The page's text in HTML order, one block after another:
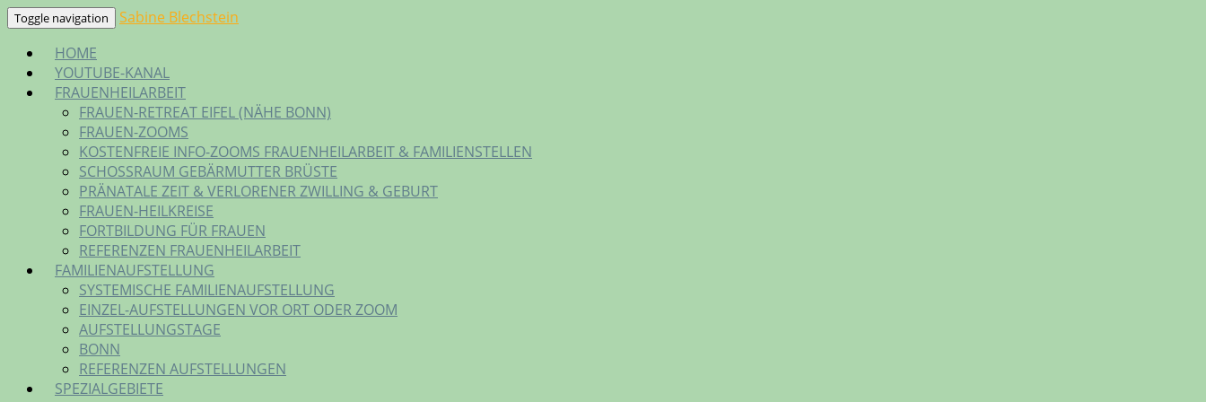
Skip
content
Toggle navigation
Sabine Blechstein
HOME
YOUTUBE-KANAL
FRAUENHEILARBEIT
FRAUEN-RETREAT EIFEL (NÄHE BONN)
FRAUEN-ZOOMS
KOSTENFREIE INFO-ZOOMS FRAUENHEILARBEIT & FAMILIENSTELLEN
SCHOSSRAUM GEBÄRMUTTER BRÜSTE
PRÄNATALE ZEIT & VERLORENER ZWILLING & GEBURT
FRAUEN-HEILKREISE
FORTBILDUNG FÜR FRAUEN
REFERENZEN FRAUENHEILARBEIT
FAMILIENAUFSTELLUNG
SYSTEMISCHE FAMILIENAUFSTELLUNG
EINZEL-AUFSTELLUNGEN VOR ORT ODER ZOOM
AUFSTELLUNGSTAGE
BONN
REFERENZEN AUFSTELLUNGEN
SPEZIALGEBIETE